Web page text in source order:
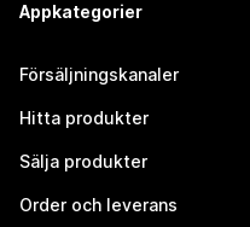
Appkategorier
Försäljningskanaler
Hitta produkter
Sälja produkter
Order och leverans